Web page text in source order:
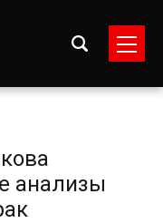
анализы